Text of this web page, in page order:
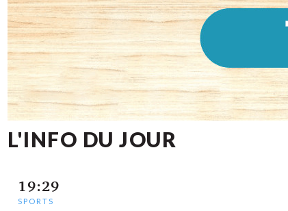
L'INFO DU JOUR
19:29
SPORTS